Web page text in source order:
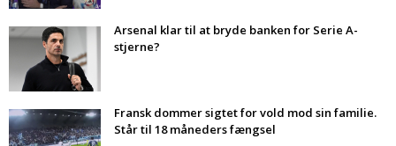
Arsenal klar til at bryde banken for Serie A-
stjerne?
Fransk dommer sigtet for vold mod sin familie.
Står til 18 måneders fængsel